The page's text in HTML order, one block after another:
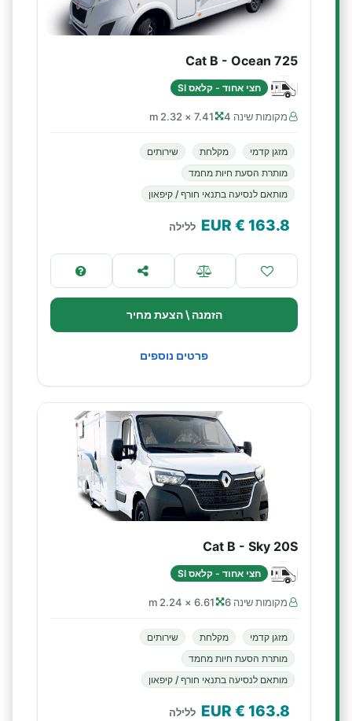
Cat B - Ocean 725
חצי אחוד - קלאס SI
מקומות שינה 4 7.41 × 2.32 m
מזגן קדמי מקלחת
שירותים
מותרת הסעת חיות מחמד
מותאם לנסיעה בתנאי חורף / קיפאון
163.8
€ EUR ללילה
הזמנה \ הצעת מחיר
פרטים נוספים
Cat B - Sky 20S
חצי אחוד - קלאס SI
מקומות שינה 6 6.61 × 2.24 m
מזגן קדמי מקלחת
שירותים
מותרת הסעת חיות מחמד
מותאם לנסיעה בתנאי חורף / קיפאון
163.8
€ EUR ללילה